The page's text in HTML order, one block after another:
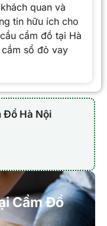
quan và
tin hữu ích cho
cầm đồ tại Hà
sổ đỏ vay
Đồ Hà Nội
Cầm Đồ